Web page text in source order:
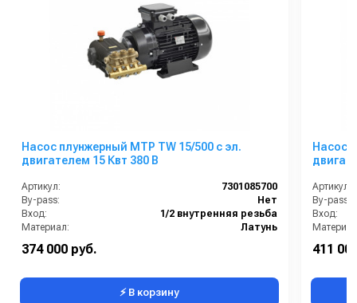
Насос плунжерный MTP TW 15/500 с эл.
двигателем 15 Квт 380 В
Артикул:
7301085700
By-pass:
Нет
Вход:
1/2 внутренняя резьба
Материал:
Латунь
Производительность (л/ч):
374 000 руб.
⚡ В корзину
Насос
Артикул:
By-pass:
Вход:
411